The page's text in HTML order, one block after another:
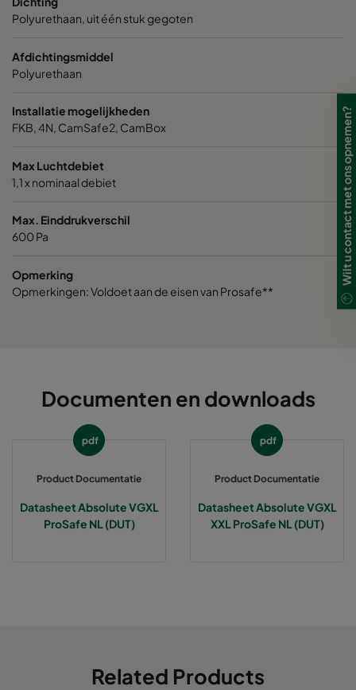
VGXL14-610x610x292-P-PS
VGXXL14-610x305x292-P-PS
Polyurethaan, uit één stuk gegoten
Afdichtingsmiddel
Polyurethaan
Installatie mogelijkheden
FKB, 4N, CamSafe2, CamBox
Max Luchtdebiet
1,1 x nominaal debiet
Max. Einddrukverschil
600 Pa
Opmerking
Opmerkingen: Voldoet aan de eisen van Prosafe**
Documenten en downloads
pdf
Product Documentatie
Datasheet Absolute VGXL
ProSafe NL (DUT)
pdf
Product Documentatie
Datasheet Absolute VGXL
XXL ProSafe NL (DUT)
Related Products
Wilt u contact met ons opnemen?